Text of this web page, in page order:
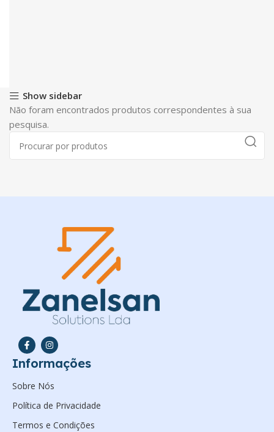
Show sidebar
Não foram encontrados produtos correspondentes à sua
pesquisa.
Informações
Sobre Nós
Política de Privacidade
Termos e Condições